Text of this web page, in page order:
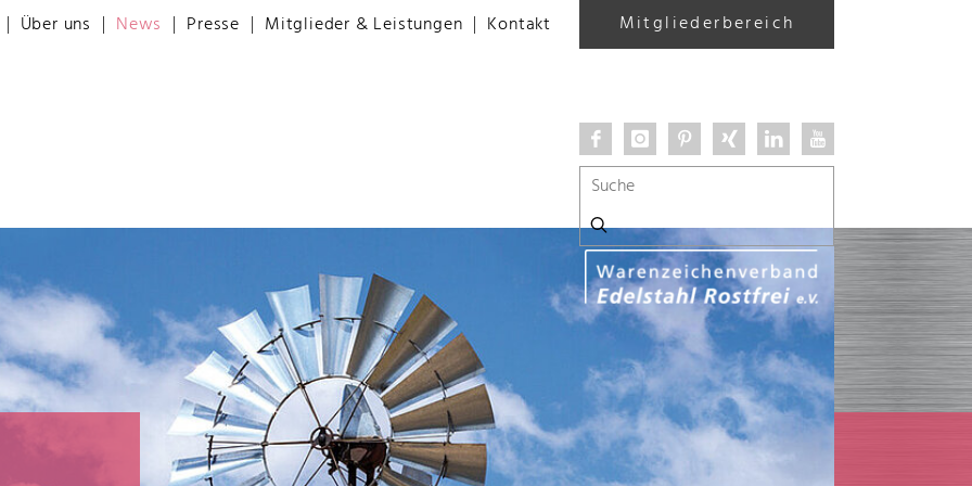
Über uns News Presse Mitglieder & Leistungen Kontakt Mitgliederbereich